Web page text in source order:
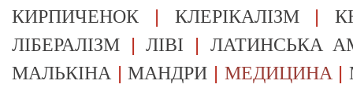
КИРПИЧЕНОК | КЛЕРІКАЛІЗМ|
ЛІБЕРАЛІЗМ |ЛІВІ | ЛАТИНСЬКА
МАЛЬКІНА |МАНДРИ | МЕДИЦИНА |